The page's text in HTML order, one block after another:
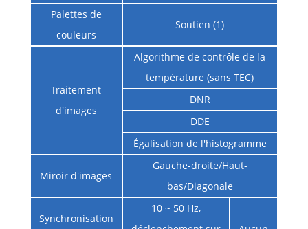
Palettes de
couleurs
Soutien (1)
Traitement
d'images
Algorithme de contrôle de la
température (sans TEC)
DNR
DDE
Égalisation de l'histogramme
Miroir d'images
Gauche-droite/Haut-
bas/Diagonale
Synchronisation
10 ~ 50 Hz,